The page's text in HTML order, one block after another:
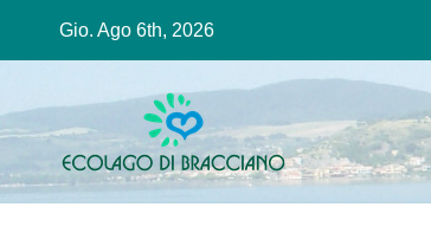
Gio. Ago 6th, 2026